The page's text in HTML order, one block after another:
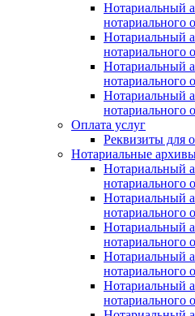
Нотариальный
нотариального
Нотариальный
нотариального
Нотариальный
нотариального
Нотариальный
нотариального
Оплата услуг
Реквизиты для
Нотариальные
Нотариальный
нотариального
Нотариальный
нотариального
Нотариальный
нотариального
Нотариальный
нотариального
Нотариальный
нотариального